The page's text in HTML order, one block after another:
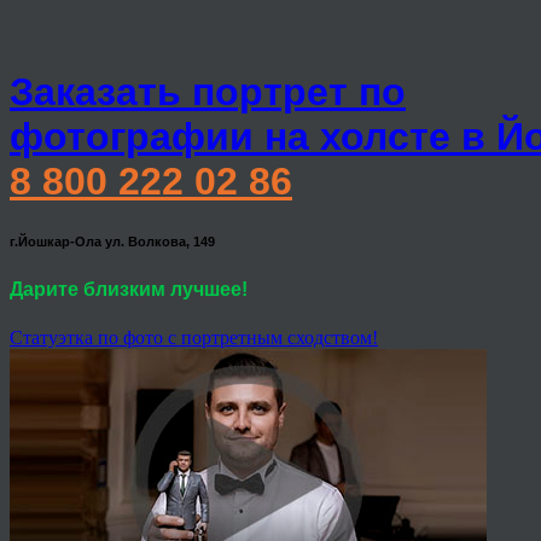
Заказать портрет по
фотографии на холсте в
8 800 222 02 86
г.Йошкар-Ола ул. Волкова, 149
Дарите близким лучшее!
Статуэтка по фото с портретным сходством!